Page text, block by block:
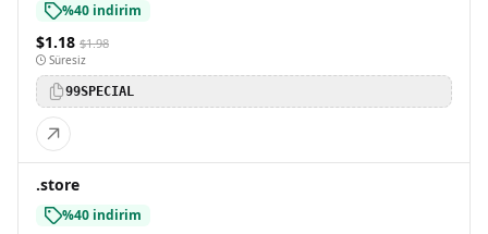
%40 indirim
$1.18 $1.98
Süresiz
99SPECIAL
.store
%40 indirim